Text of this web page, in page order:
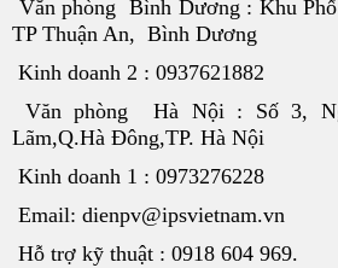
Văn phòng Bình Dương : Khu
TP Thuận An, Bình Dương
Kinh doanh 2 : 0937621882
Văn phòng Hà Nội : Số 3,
Lãm,Q.Hà Đông,TP. Hà Nội
Kinh doanh 1 : 0973276228
Email: dienpv@ipsvietnam.vn
Hỗ trợ kỹ thuật : 0918 604 969.